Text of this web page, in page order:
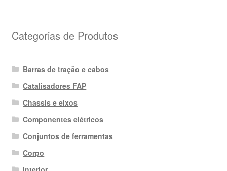
Categorias de Produtos
Barras de tração e cabos
Catalisadores FAP
Chassis e eixos
Componentes elétricos
Conjuntos de ferramentas
Corpo